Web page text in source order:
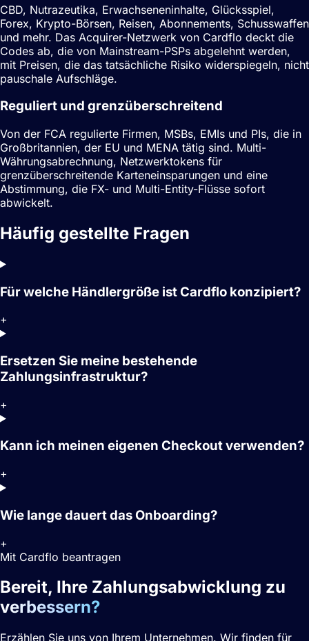
CBD, Nutrazeutika, Erwachseneninhalte, Glücksspiel,
Forex, Krypto-Börsen, Reisen, Abonnements, Schusswaffen
und mehr. Das Acquirer-Netzwerk von Cardflo deckt die
Codes ab, die von Mainstream-PSPs abgelehnt werden,
mit Preisen, die das tatsächliche Risiko widerspiegeln, nicht
pauschale Aufschläge.
Reguliert und grenzüberschreitend
Von der FCA regulierte Firmen, MSBs, EMIs und PIs, die in
Großbritannien, der EU und MENA tätig sind. Multi-
Währungsabrechnung, Netzwerktokens für
grenzüberschreitende Karteneinsparungen und eine
Abstimmung, die FX- und Multi-Entity-Flüsse sofort
abwickelt.
Häufig gestellte Fragen
Für welche Händlergröße ist Cardflo konzipiert?
+
Ersetzen Sie meine bestehende
Zahlungsinfrastruktur?
+
Kann ich meinen eigenen Checkout verwenden?
+
Wie lange dauert das Onboarding?
+
Mit Cardflo beantragen
Bereit, Ihre Zahlungsabwicklung zu
verbessern?
Erzählen Sie uns von Ihrem Unternehmen. Wir finden für